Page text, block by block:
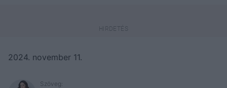
2024. november 11.
Szöveg: